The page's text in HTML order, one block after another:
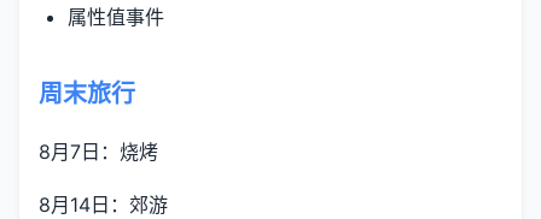
属性值事件
周末旅行
8月7日：烧烤
8月14日：郊游